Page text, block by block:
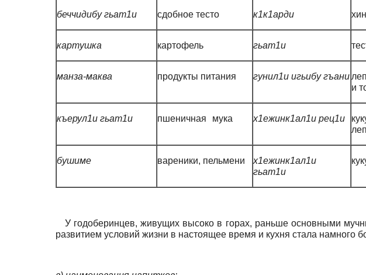
беччидибу гьат1и сдобное тесто к1к1арди
картушка картофель гьат1и
манза-маква продукты питания гунил1и игьибу гъани
и
къерул1и гьат1и пшеничная мука х1ежинк1ал1и рец1и
бушиме вареники, пельмени
х1ежинк1ал1и
гьат1и
У годоберинцев, живущих высоко в горах, раньше основными
развитием условий жизни в настоящее время и кухня стала намного